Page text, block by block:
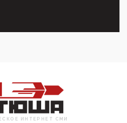
с продвижением через
СМИ персоны Эррола
ИНТЕРНЕТ СМИ